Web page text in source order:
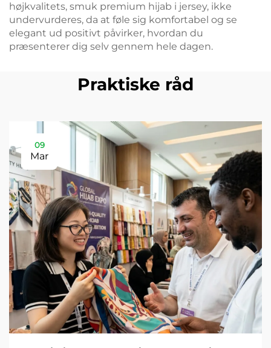
højkvalitets, smuk premium hijab i jersey, ikke
undervurderes, da at føle sig komfortabel og se
elegant ud positivt påvirker, hvordan du
præsenterer dig selv gennem hele dagen.
Praktiske råd
09
Mar